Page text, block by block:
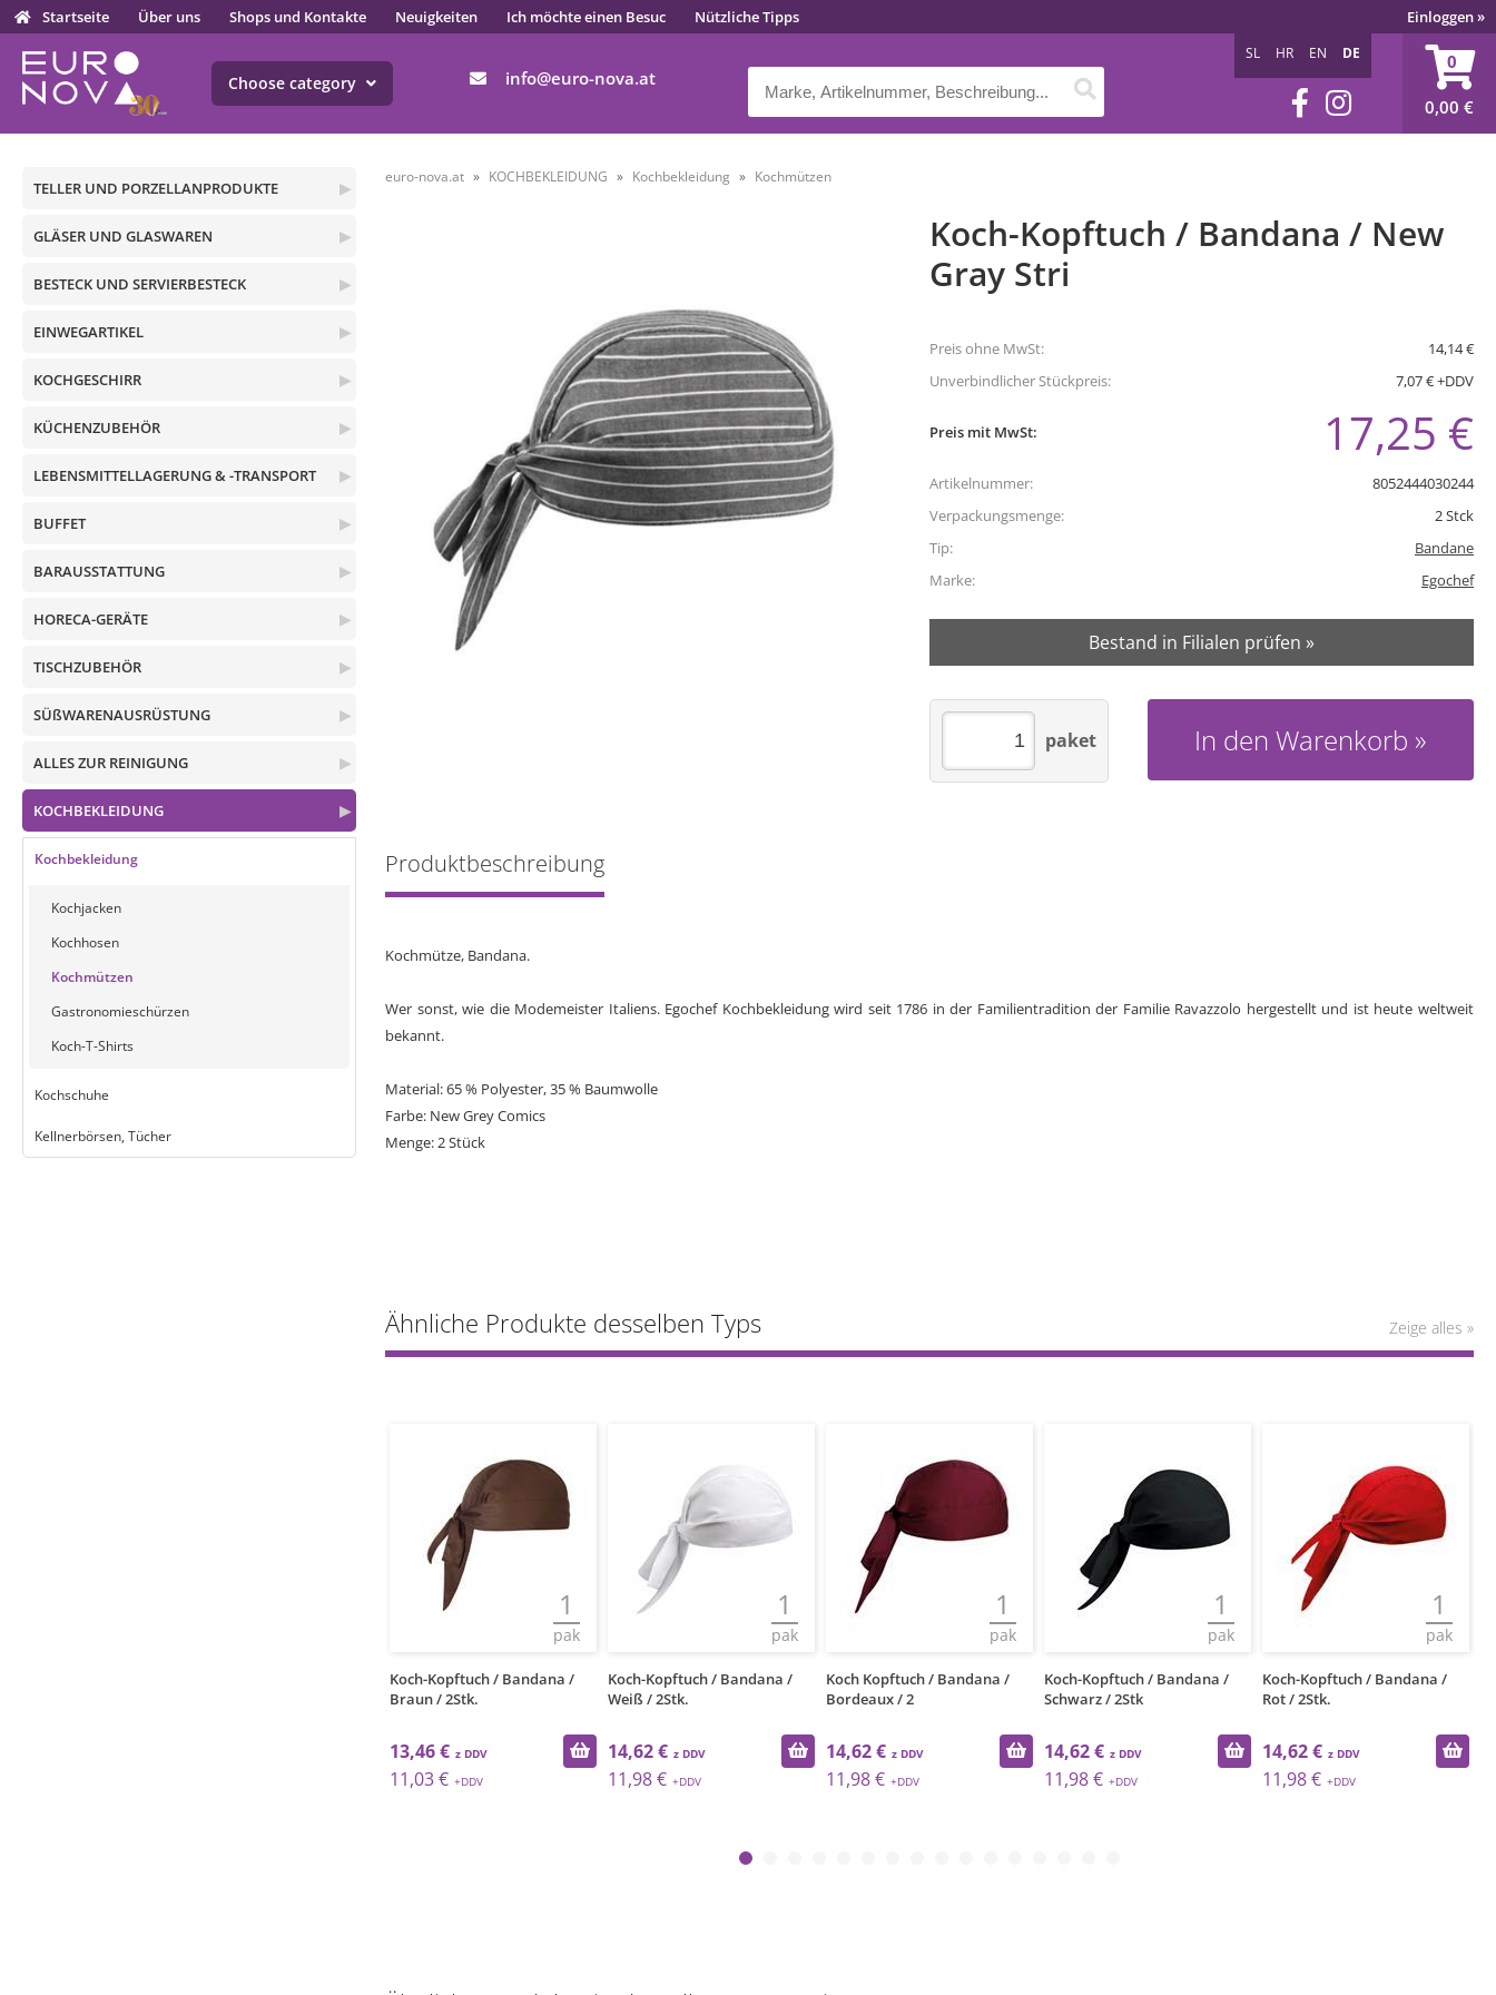
Startseite Über uns Shops und Kontakte Neuigkeiten Ich möchte einen Besuc Nützliche Tipps Einloggen»
info euro-nova.at
0
0,00 €
SL HR EN DE
Choose category
▶
TELLER UND PORZELLANPRODUKTE
▶
GLÄSER UND GLASWAREN
▶
BESTECK UND SERVIERBESTECK
▶
EINWEGARTIKEL
▶
KOCHGESCHIRR
▶
KÜCHENZUBEHÖR
▶
LEBENSMITTELLAGERUNG & -TRANSPORT
▶
BUFFET
▶
BARAUSSTATTUNG
▶
HORECA-GERÄTE
▶
TISCHZUBEHÖR
▶
SÜßWARENAUSRÜSTUNG
▶
ALLES ZUR REINIGUNG
▶
KOCHBEKLEIDUNG
Kochbekleidung
Kochjacken
Kochhosen
Kochmützen
Gastronomieschürzen
Koch-T-Shirts
Kochschuhe
Kellnerbörsen, Tücher
euro-nova.at KOCHBEKLEIDUNG Kochbekleidung Kochmützen
Koch-Kopftuch / Bandana / New
Gray Stri
Preis ohne MwSt:
14,14 €
Unverbindlicher Stückpreis:
7,07 € +DDV
Preis mit MwSt: 17,25 €
Artikelnummer:
8052444030244
Verpackungsmenge:
2Stck
Tip:
Bandane
Marke:
Egochef
Bestand in Filialen prüfen »
In den Warenkorb
paket
Produktbeschreibung
Kochmütze, Bandana.
Wer sonst, wie die Modemeister Italiens. Egochef Kochbekleidung wird seit 1786 in der Familientradition der Familie Ravazzolo hergestellt und ist heute weltweit
bekannt.
Material: 65 % Polyester, 35 % Baumwolle
Farbe: New Grey Comics
Menge: 2 Stück
Ähnliche Produkte desselben Typs Zeige alles »
1
pak
Koch-Kopftuch / Bandana /
Braun / 2Stk.
13,46 €
11,03 €
1
pak
Koch-Kopftuch / Bandana /
Weiß / 2Stk.
14,62 €
11,98 €
1
pak
Koch Kopftuch / Bandana /
Bordeaux / 2
14,62 €
11,98 €
1
pak
Koch-Kopftuch / Bandana /
Schwarz / 2Stk
14,62 €
11,98 €
1
pak
Koch-Kopftuch / Bandana /
Rot / 2Stk.
14,62 €
11,98 €